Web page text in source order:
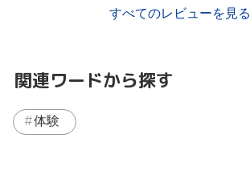
すべてのレビューを見る
関連ワードから探す
体験